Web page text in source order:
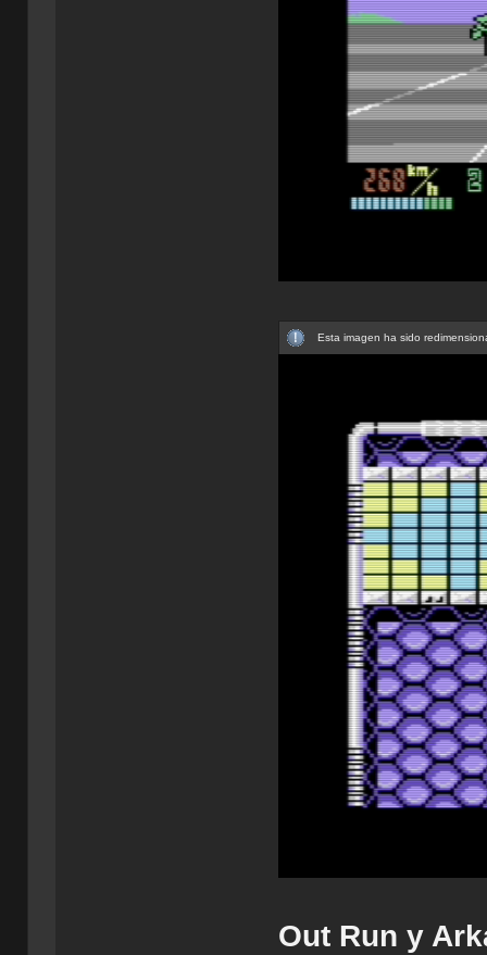
Esta imagen ha sido
Out Run y